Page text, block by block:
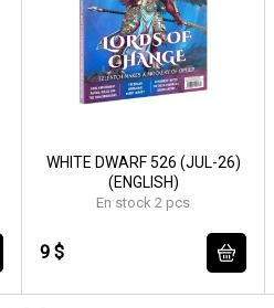
WHITE DWARF 526 (JUL-26)
(ENGLISH)
En stock 2 pcs
9 $